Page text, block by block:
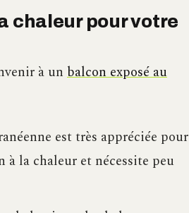
chaleur pour votre
à un balcon exposé au
est très appréciée pour
à la chaleur et nécessite peu